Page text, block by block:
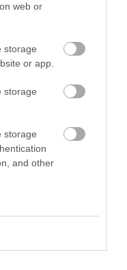
web or
storage
or app.
storage
storage
and other